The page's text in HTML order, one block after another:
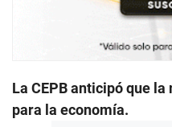
La CEPB anticipó que
para la economía.